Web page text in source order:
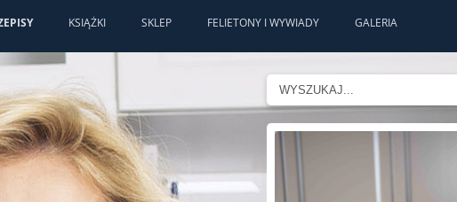
KSIĄŻKI SKLEP FELIETONY I WYWIADY GALERIA